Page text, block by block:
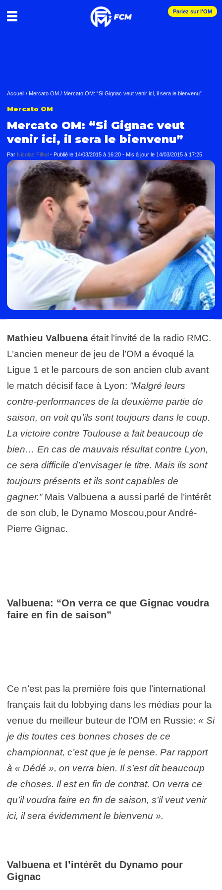
Pariez sur l'OM
Accueil / Mercato OM / Mercato OM: “Si Gignac veut venir ici, il sera le bienvenu”
Mercato OM
Mercato OM: “Si Gignac veut
venir ici, il sera le bienvenu”
Par Nicolas Filhol - Publié le 14/03/2015 à 16:20 - Mis à jour le 14/03/2015 à 17:25
Mathieu Valbuena était l’invité de la radio RMC.
L’ancien meneur de jeu de l’OM a évoqué la
Ligue 1 et le parcours de son ancien club avant
le match décisif face à Lyon: “Malgré leurs
contre-performances de la deuxième partie de
saison, on voit qu’ils sont toujours dans le coup.
La victoire contre Toulouse a fait beaucoup de
bien… En cas de mauvais résultat contre Lyon,
ce sera difficile d’envisager le titre. Mais ils sont
toujours présents et ils sont capables de
gagner.”Mais Valbuena a aussi parlé de l’intérêt
de son club, le Dynamo Moscou,pour André-
Pierre Gignac.
Valbuena: “On verra ce que Gignac voudra
faire en fin de saison”
Ce n’est pas la première fois que l’international
français fait du lobbying dans les médias pour la
venue du meilleur buteur de l’OM en Russie: « Si
je dis toutes ces bonnes choses de ce
championnat, c’est que je le pense. Par rapport
à « Dédé », on verra bien. Il s’est dit beaucoup
de choses. Il est en fin de contrat. On verra ce
qu’il voudra faire en fin de saison, s’il veut venir
ici, il sera évidemment le bienvenu ».
Valbuena et l’intérêt du Dynamo pour
Gignac